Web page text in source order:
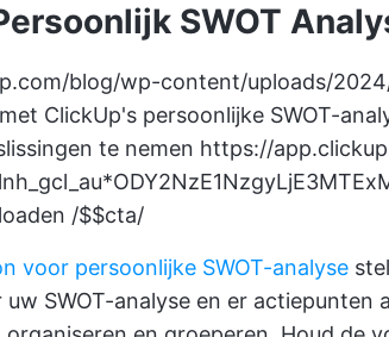
SWOT
blog/wp-content/uploads/
ClickUp's persoonlijke SWOT-
te nemen https://
/$$cta/
voor persoonlijke SWOT-analyse
SWOT-analyse en er actiepunten